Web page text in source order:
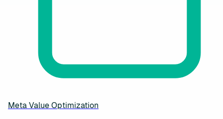
Meta Value Optimization